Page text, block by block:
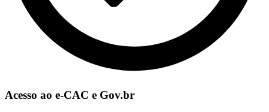
Acesso ao e-CAC e Gov.br